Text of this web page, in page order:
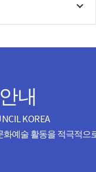
내
KOREA
화예술 활동을 적극적으